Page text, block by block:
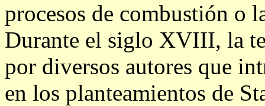
procesos de combustión o
Durante el siglo XVIII, la
por diversos autores que
en los planteamientos de